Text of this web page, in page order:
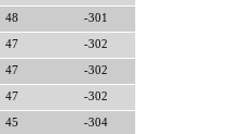
48 -301
47 -302
47 -302
47 -302
45 -304